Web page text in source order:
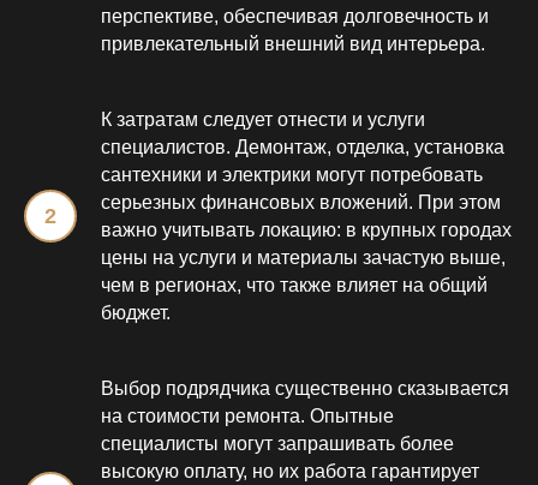
перспективе, обеспечивая долговечность и
привлекательный внешний вид интерьера.
К затратам следует отнести и услуги
специалистов. Демонтаж, отделка, установка
сантехники и электрики могут потребовать
серьезных финансовых вложений. При этом
важно учитывать локацию: в крупных городах
цены на услуги и материалы зачастую выше,
чем в регионах, что также влияет на общий
бюджет.
Выбор подрядчика существенно сказывается
на стоимости ремонта. Опытные
специалисты могут запрашивать более
высокую оплату, но их работа гарантирует